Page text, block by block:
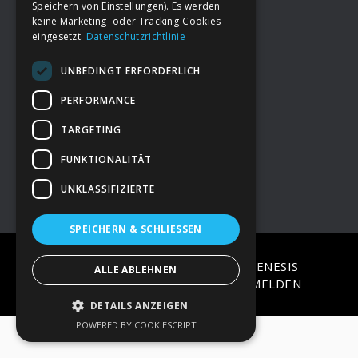
FooterDeine Spende
→ Impressum
→Kontakt zum PAO Team
COPYRIGHT © 2026 · ON
GENESIS
FRAMEWORK·WORDPRESS·ANMELDEN
Speichern von Einstellungen). Es werden
keine Marketing- oder Tracking-Cookies
eingesetzt. Datenschutzrichtlinie
UNBEDINGT ERFORDERLICH
PERFORMANCE
TARGETING
FUNKTIONALITÄT
UNKLASSIFIZIERTE
SPEICHERN & SCHLIESSEN
ALLE ABLEHNEN
DETAILS ANZEIGEN
POWERED BY COOKIESCRIPT